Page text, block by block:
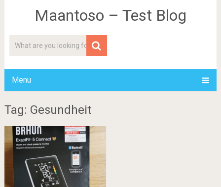
Maantoso – Test Blog
Menu
Tag: Gesundheit